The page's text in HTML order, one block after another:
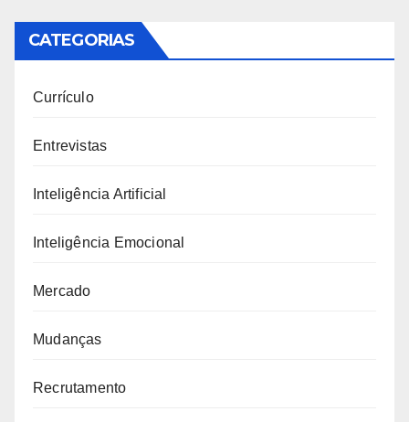
CATEGORIAS
Currículo
Entrevistas
Inteligência Artificial
Inteligência Emocional
Mercado
Mudanças
Recrutamento